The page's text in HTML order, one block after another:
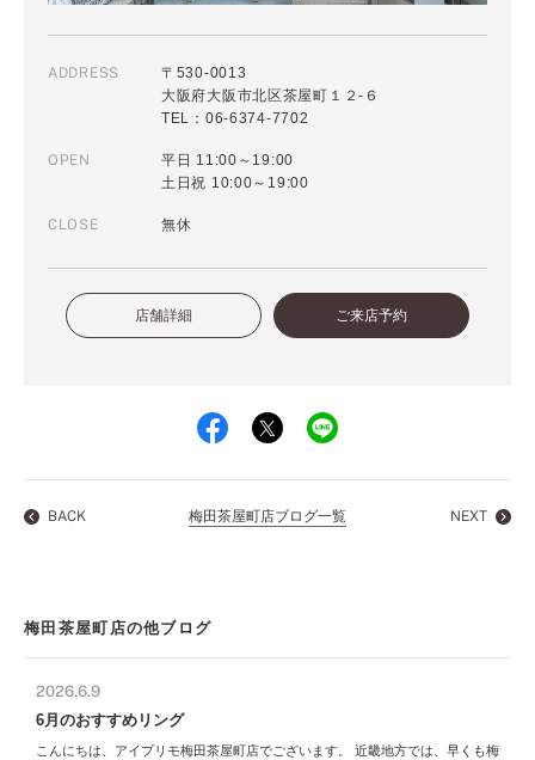
ADDRESS
〒530-0013
大阪府大阪市北区茶屋町１２-６
TEL：06-6374-7702
OPEN
平日 11:00～19:00
土日祝 10:00～19:00
CLOSE 無休
店舗詳細 ご来店予約
BACK 梅田茶屋町店ブログ一覧 NEXT
梅田茶屋町店の他ブログ
2026.6.9
6月のおすすめリング
こんにちは、アイプリモ梅田茶屋町店でございます。 近畿地方では、早くも梅